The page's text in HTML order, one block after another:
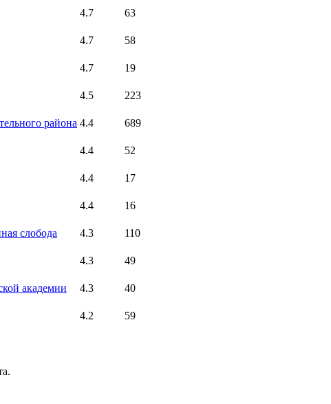
4.7
63
4.7
58
4.7
19
4.5
223
района 4.4
689
4.4
52
4.4
17
4.4
16
слобода 4.3
110
4.3
49
академии 4.3
40
4.2 59